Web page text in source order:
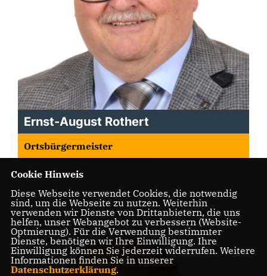
Ernst-August Rothert
Ortsbürgermeister
Cookie Hinweis
Diese Webseite verwendet Cookies, die notwendig
sind, um die Webseite zu nutzen. Weiterhin
verwenden wir Dienste von Drittanbietern, die uns
helfen, unser Webangebot zu verbessern (Website-
Optmierung). Für die Verwendung bestimmter
Dienste, benötigen wir Ihre Einwilligung. Ihre
Einwilligung können Sie jederzeit widerrufen. Weitere
Informationen finden Sie in unserer
Datenschutzerklärung.